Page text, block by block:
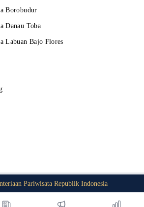
Borobudur
Danau Toba
Labuan Bajo Flores
Pariwisata Republik Indonesia